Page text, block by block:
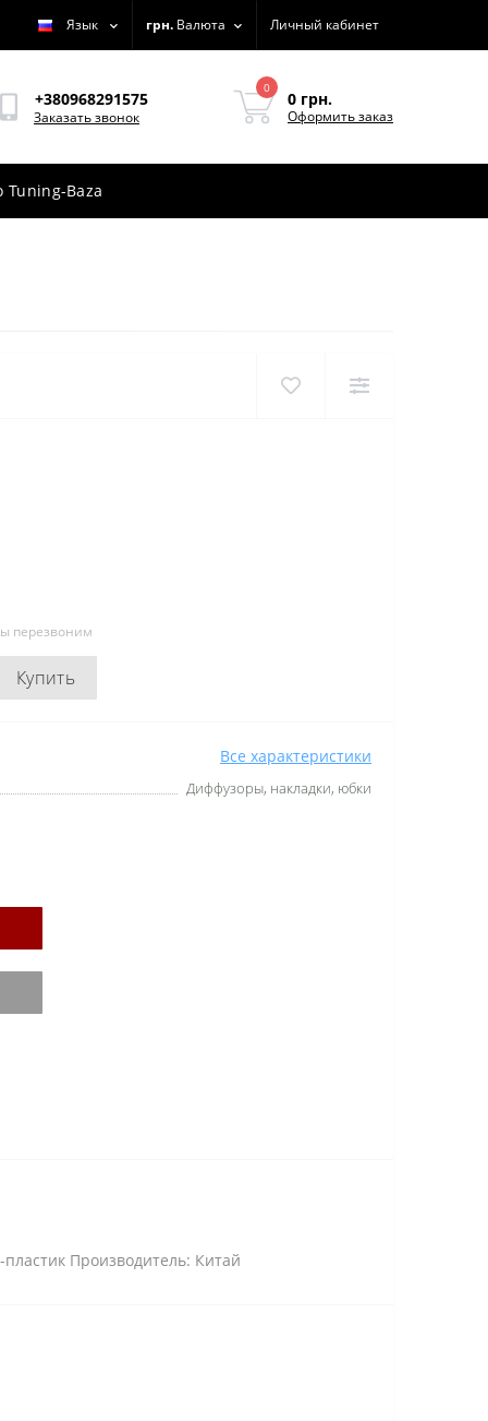
Язык грн. Валюта Личный кабинет
+380968291575
Заказать звонок
0
0 грн.
Оформить заказ
Tuning-Baza
перезвоним
Купить
Все характеристики
Диффузоры, накладки, юбки
Производитель: Китай